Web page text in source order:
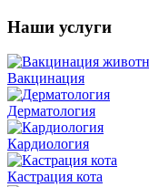
Наши услуги
Вакцинация
Дерматология
Кардиология
Кастрация кота